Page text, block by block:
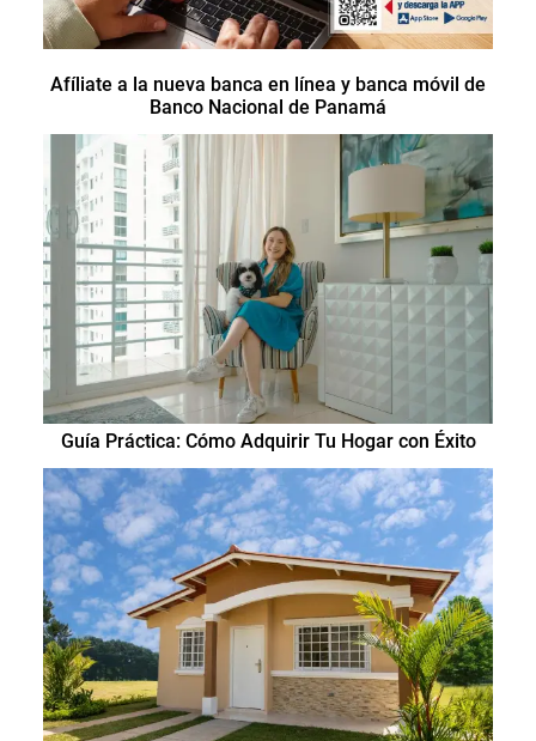
Afíliate a la nueva banca en línea y banca móvil de
Banco Nacional de Panamá
Guía Práctica: Cómo Adquirir Tu Hogar con Éxito